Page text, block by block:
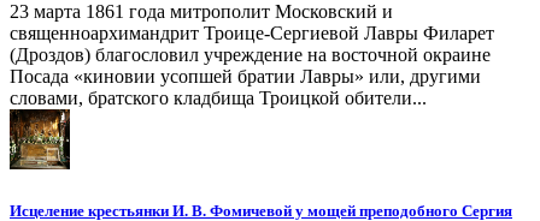
23 марта 1861 года митрополит Московский и
священноархимандрит Троице-Сергиевой Лавры Филарет
(Дроздов) благословил учреждение на восточной окраине
Посада «киновии усопшей братии Лавры» или, другими
словами, братского кладбища Троицкой обители...
Исцеление крестьянки И. В. Фомичевой у мощей преподобного Сергия